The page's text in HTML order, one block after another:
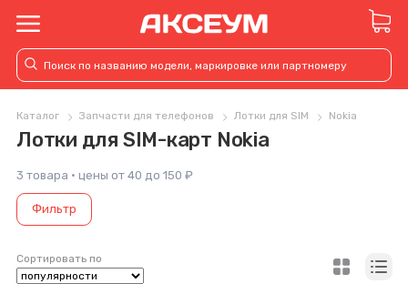
Каталог Запчасти для телефонов Лотки для SIM Nokia
Лотки для SIM-карт Nokia
3 товара · цены от 40 до 150 ₽
Фильтр
Сортировать по